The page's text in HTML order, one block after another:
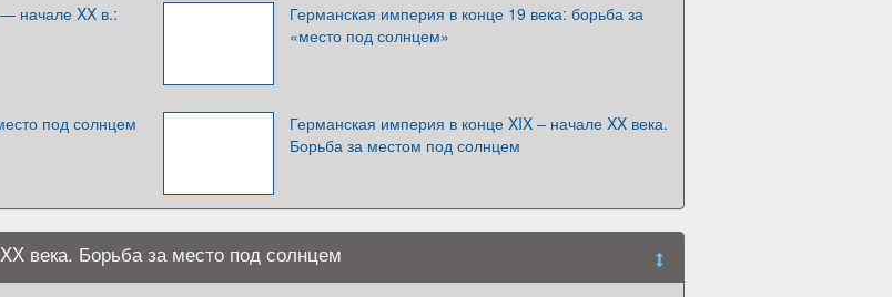
начале XX в.:
Германская империя в конце 19 века: борьба за
«место под солнцем»
под солнцем
Германская империя в конце XIX – начале XX века.
Борьба за местом под солнцем
века. Борьба за место под солнцем